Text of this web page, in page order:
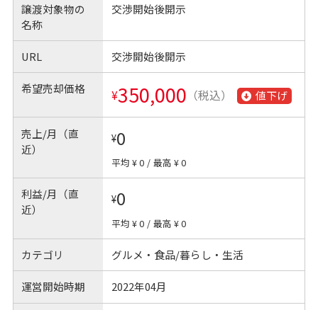
譲渡対象物の
名称
交渉開始後開示
URL 交渉開始後開示
希望売却価格 ¥350,000 （税込） 値下げ
売上/月（直
近）
¥0
平均 ¥ 0 / 最高 ¥ 0
利益/月（直
近）
¥0
平均 ¥ 0 / 最高 ¥ 0
カテゴリ グルメ・食品/暮らし・生活
運営開始時期 2022年04月